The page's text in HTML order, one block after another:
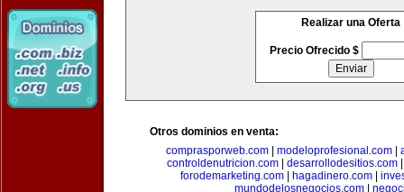
Realizar una Oferta
Precio Ofrecido $
Otros dominios en venta:
comprasporweb.com| modeloprofesional.com|
controldenutricion.com
desarrollodesitios.com
forodemarketing.com| hagadinero.com|
mundodelosnegocios.com